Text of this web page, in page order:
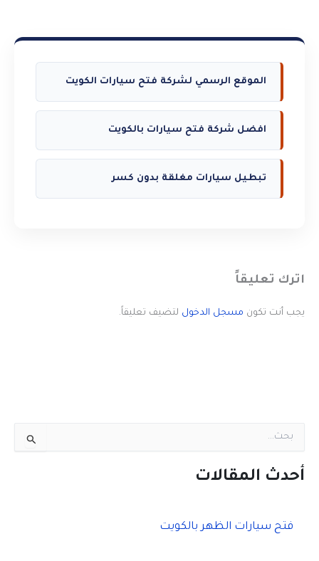
الموقع الرسمي لشركة فتح سيارات الكويت
افضل شركة فتح سيارات بالكويت
تبطيل سيارات مغلقة بدون كسر
اترك تعليقاً
يجب أنت تكون مسجل الدخول لتضيف تعليقاً.
حأحدث المقالات
فتح سيارات الظهر بالكويت